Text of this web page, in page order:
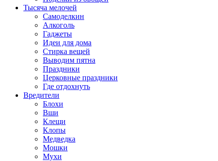
Тысяча мелочей
Самоделкин
Алкоголь
Гаджеты
Идеи для дома
Стирка вещей
Выводим пятна
Праздники
Церковные праздники
Где отдохнуть
Вредители
Блохи
Вши
Клещи
Клопы
Медведка
Мошки
Мухи